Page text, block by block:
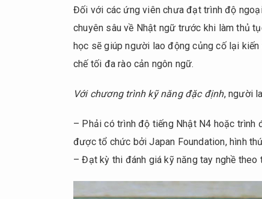
4.
lưu
ý
khác
Tổng
Đối với các ứng viên chưa đạt trình độ
chuyên sâu về Nhật ngữ trước khi làm thủ
học sẽ giúp người lao động củng cố lại
chế tối đa rào cản ngôn ngữ.
Với chương trình kỹ năng đặc định, người
– Phải có trình độ tiếng Nhật N4 hoặc trình
được tổ chức bởi Japan Foundation, hình
– Đạt kỳ thi đánh giá kỹ năng tay nghề theo